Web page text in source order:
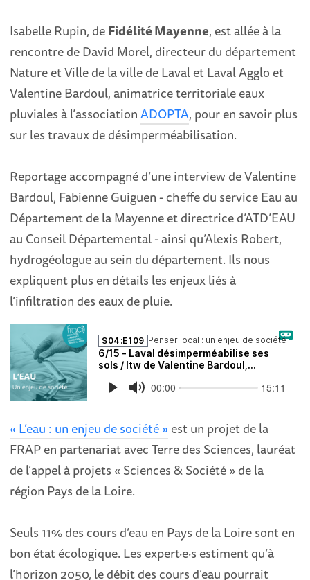
Isabelle Rupin, deFidélité Mayenne, est allée à la
rencontre de David Morel, directeur du département
Nature et Ville de la ville de Laval et Laval Agglo et
Valentine Bardoul, animatrice territoriale eaux
pluviales à l’associationADOPTA, pour en savoir plus
sur les travaux de désimperméabilisation.
Reportage accompagné d’une interview de Valentine
Bardoul, Fabienne Guiguen - cheffe du service Eau au
Département de la Mayenne et directrice d’ATD’EAU
au Conseil Départemental - ainsi qu’Alexis Robert,
hydrogéologue au sein du département. Ils nous
expliquent plus en détails les enjeux liés à
l’infiltration des eaux de pluie.
« L’eau : un enjeu de société »est un projet de la
FRAP en partenariat avec Terre des Sciences, lauréat
de l’appel à projets « Sciences & Société » de la
région Pays de la Loire.
Seuls 11% des cours d’eau en Pays de la Loire sont en
bon état écologique. Les expert·e·s estiment qu’à
l’horizon 2050, le débit des cours d’eau pourrait